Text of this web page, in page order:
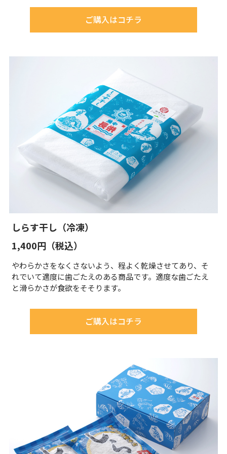
ご購入はコチラ
しらす干し（冷凍）
1,400円（税込）
やわらかさをなくさないよう、程よく乾燥させてあり、そ
れでいて適度に歯ごたえのある商品です。適度な歯ごたえ
と滑らかさが食欲をそそります。
ご購入はコチラ